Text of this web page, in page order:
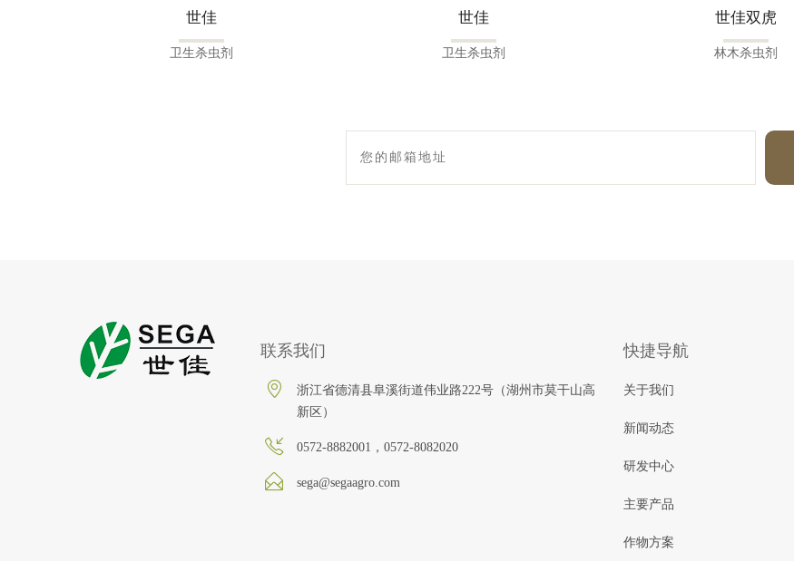
世佳
卫生杀虫剂
世佳
卫生杀虫剂
世佳双虎
林木杀虫剂
联系我们
浙江省德清县阜溪街道伟业路222号（湖州市莫干山高
新区）
0572-8882001，0572-8082020
sega@segaagro.com
快捷导航
关于我们
新闻动态
研发中心
主要产品
作物方案